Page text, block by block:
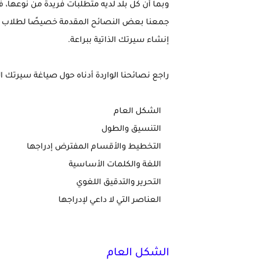
وبما أن كل بلد لديه متطلبات فريدة من
إنشاء سيرتك الذاتية ببراعة.
راجع نصائحنا الواردة أدناه حول صياغة سيرتك
الشكل العام
التنسيق والطول
التخطيط والأقسام المفترض إدراجها
اللغة والكلمات الأساسية
التحرير والتدقيق اللغوي
العناصر التي لا داعي لإدراجها
الشكل العام